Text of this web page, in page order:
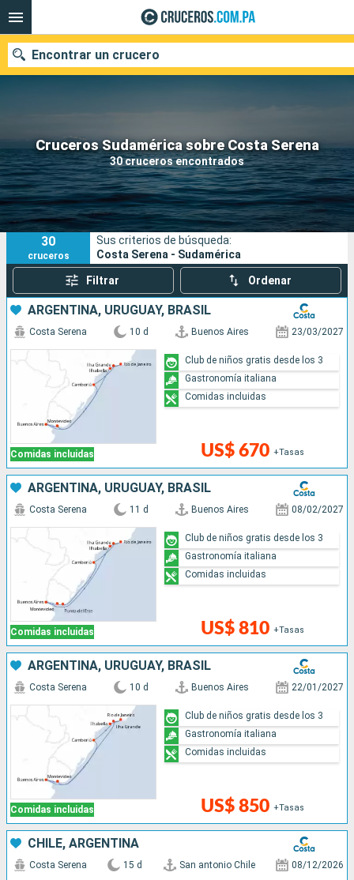
Cruceros Sudamérica sobre Costa Serena
30 cruceros encontrados
Encontrar un crucero
Nuestros destinos
Fecha de salida
Puertos Compañías
Buscar
30
cruceros
Sus criterios de búsqueda:
Costa Serena - Sudamérica
Filtrar Ordenar
ARGENTINA, URUGUAY, BRASIL
Comidas incluidas
Costa Serena 10 d Buenos Aires 23/03/2027
US$ 670 +Tasas
Club de niños gratis desde los 3
Gastronomía italiana
Comidas incluidas
ARGENTINA, URUGUAY, BRASIL
Comidas incluidas
Costa Serena 11 d Buenos Aires 08/02/2027
US$ 810 +Tasas
Club de niños gratis desde los 3
Gastronomía italiana
Comidas incluidas
ARGENTINA, URUGUAY, BRASIL
Comidas incluidas
Costa Serena 10 d Buenos Aires 22/01/2027
US$ 850 +Tasas
Club de niños gratis desde los 3
Gastronomía italiana
Comidas incluidas
CHILE, ARGENTINA
Costa Serena 15 d San antonio Chile 08/12/2026